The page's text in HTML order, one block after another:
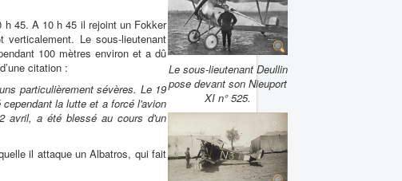
45. A 10 h 45 il rejoint un Fokker
Le sous-lieutenant
100 mètres environ et a dû
citation :
particulièrement sévères. Le 19
la lutte et a forcé l'avion
avril, a été blessé au cours d'un
il attaque un Albatros, qui fait
Le sous-lieutenant Deullin
pose devant son Nieuport
XI n° 525.